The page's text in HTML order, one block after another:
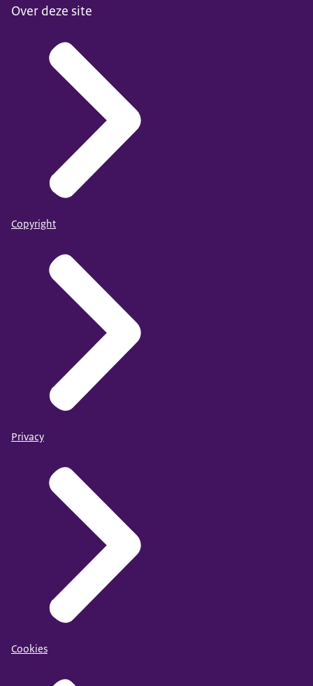
Over deze site
Copyright
Privacy
Cookies